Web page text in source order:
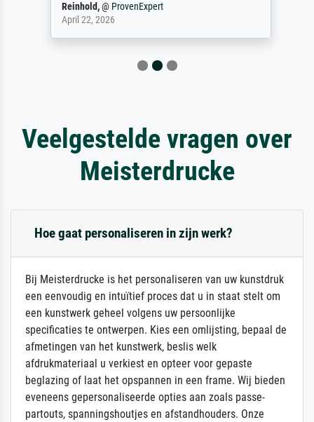
Reinhold,@ProvenExpert
April 22, 2026
Veelgestelde vragen over
Meisterdrucke
Hoe gaat personaliseren in zijn werk?
Bij Meisterdrucke is het personaliseren van uw kunstdruk
een eenvoudig en intuïtief proces dat u in staat stelt om
een kunstwerk geheel volgens uw persoonlijke
specificaties te ontwerpen. Kies een omlijsting, bepaal de
afmetingen van het kunstwerk, beslis welk
afdrukmateriaal u verkiest en opteer voor gepaste
beglazing of laat het opspannen in een frame. Wij bieden
eveneens gepersonaliseerde opties aan zoals passe-
partouts, spanningshoutjes en afstandhouders. Onze